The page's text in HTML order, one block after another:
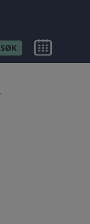
SØK